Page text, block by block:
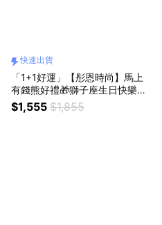
快速出貨
「1+1好運」【彤恩時尚】馬上
有錢熊好禮🎁獅子座生日快樂水
晶熊燈座+馬上有錢擴香組《202
6新款》『LINE禮物獨家』 生日
$1,555 $1,855